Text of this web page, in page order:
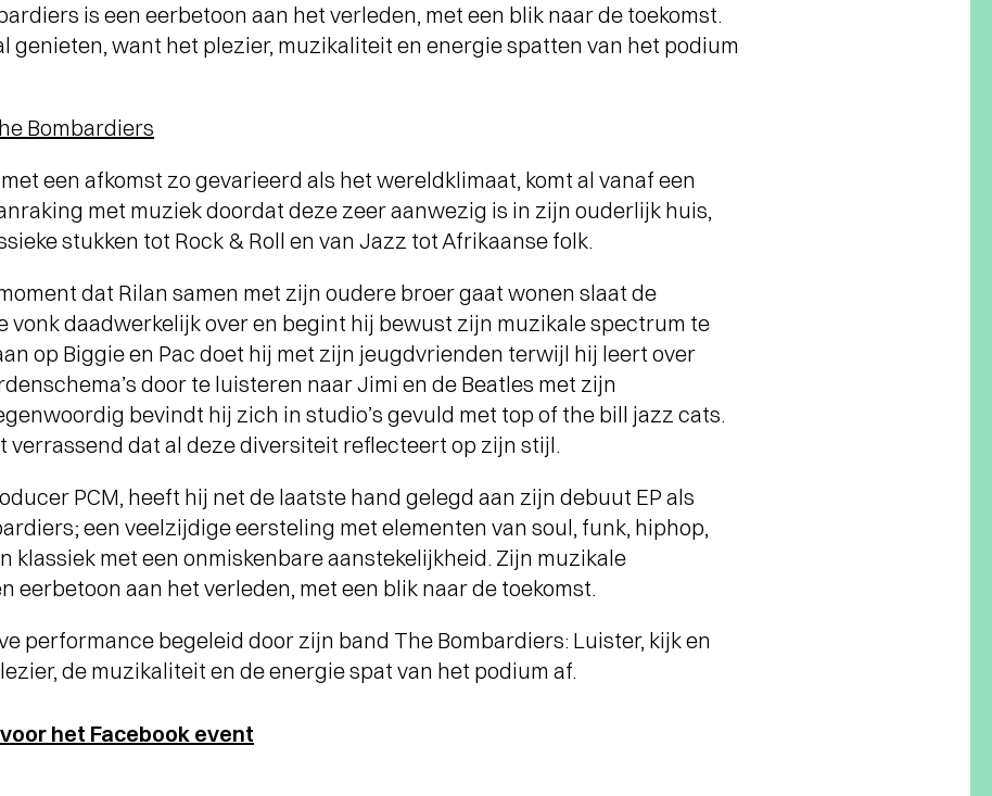
is een eerbetoon aan het verleden, met een blik naar de toekomst.
genieten, want het plezier, muzikaliteit en energie spatten van het podium
Bombardiers
een afkomst zo gevarieerd als het wereldklimaat, komt al vanaf een
met muziek doordat deze zeer aanwezig is in zijn ouderlijk huis,
stukken tot Rock & Roll en van Jazz tot Afrikaanse folk.
dat Rilan samen met zijn oudere broer gaat wonen slaat de
vonk daadwerkelijk over en begint hij bewust zijn muzikale spectrum te
op Biggie en Pac doet hij met zijn jeugdvrienden terwijl hij leert over
door te luisteren naar Jimi en de Beatles met zijn
bevindt hij zich in studio’s gevuld met top of the bill jazz cats.
verrassend dat al deze diversiteit reflecteert op zijn stijl.
PCM, heeft hij net de laatste hand gelegd aan zijn debuut EP als
een veelzijdige eersteling met elementen van soul, funk, hiphop,
klassiek met een onmiskenbare aanstekelijkheid. Zijn muzikale
eerbetoon aan het verleden, met een blik naar de toekomst.
performance begeleid door zijn band The Bombardiers: Luister, kijk en
de muzikaliteit en de energie spat van het podium af.
het Facebook event